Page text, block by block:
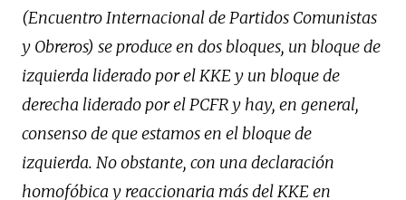
(Encuentro Internacional de Partidos Comunistas
y Obreros) se produce en dos bloques, un bloque de
izquierda liderado por el KKE y un bloque de
derecha liderado por el PCFR y hay, en general,
consenso de que estamos en el bloque de
izquierda. No obstante, con una declaración
homofóbica y reaccionaria más del KKE en